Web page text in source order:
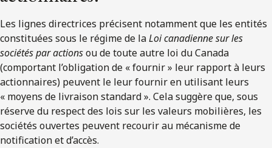
Les lignes directrices précisent notamment que les entités
constituées sous le régime de laLoi canadienne sur les
sociétés par actionsou de toute autre loi du Canada
(comportant l’obligation de « fournir » leur rapport à leurs
actionnaires) peuvent le leur fournir en utilisant leurs
« moyens de livraison standard ». Cela suggère que, sous
réserve du respect des lois sur les valeurs mobilières, les
sociétés ouvertes peuvent recourir au mécanisme de
notification et d’accès.